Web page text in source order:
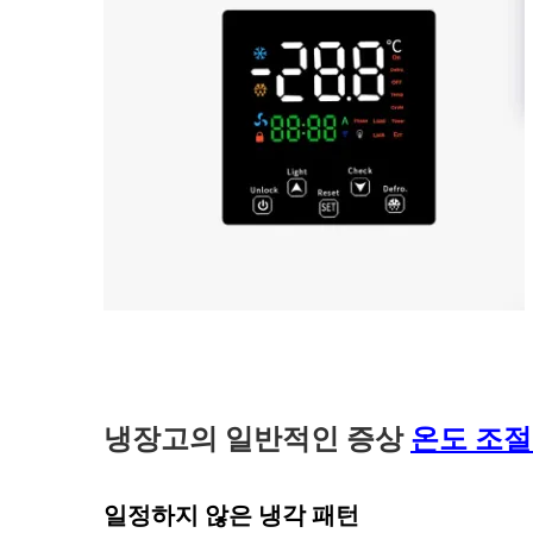
냉장고의 일반적인 증상 온도 조
일정하지 않은 냉각 패턴